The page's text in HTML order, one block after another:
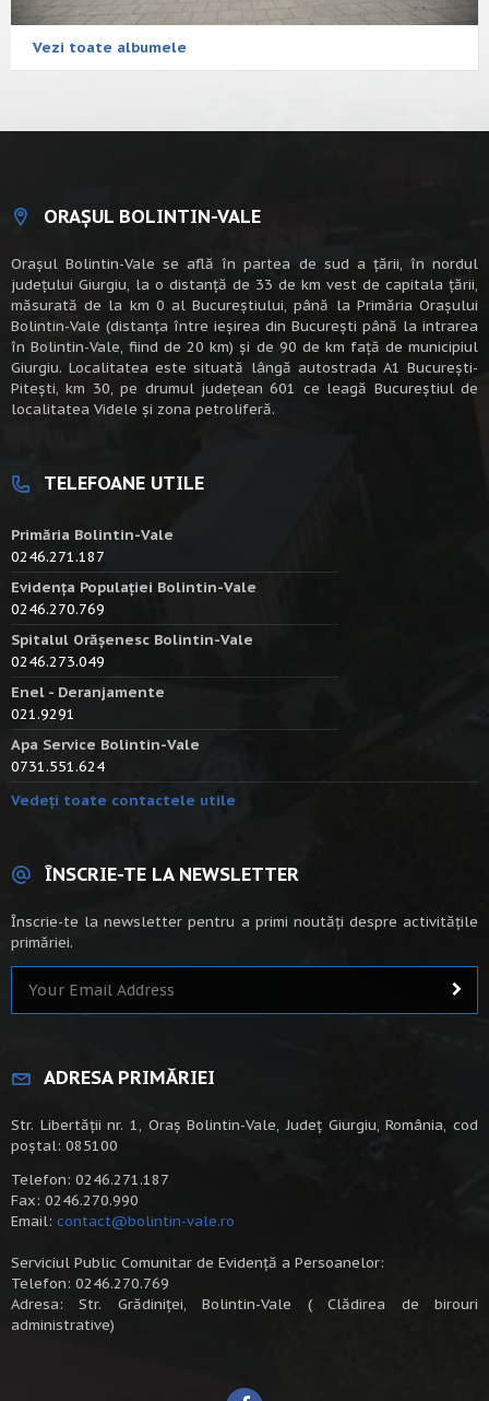
Vezi toate albumele
ORAȘUL BOLINTIN-VALE
Oraşul Bolintin-Vale se află în partea de sud a ţării, în nordul
judeţului Giurgiu, la o distanţă de 33 de km vest de capitala țării,
măsurată de la km 0 al Bucureștiului, până la Primăria Orașului
Bolintin-Vale (distanța între ieșirea din București până la intrarea
în Bolintin-Vale, fiind de 20 km) şi de 90 de km faţă de municipiul
Giurgiu. Localitatea este situată lângă autostrada A1 Bucureşti-
Piteşti, km 30, pe drumul judeţean 601 ce leagă Bucureştiul de
localitatea Videle şi zona petroliferă.
TELEFOANE UTILE
Primăria Bolintin-Vale
0246.271.187
Evidența Populației Bolintin-Vale
0246.270.769
Spitalul Orășenesc Bolintin-Vale
0246.273.049
Enel - Deranjamente
021.9291
Apa Service Bolintin-Vale
0731.551.624
Vedeți toate contactele utile
ÎNSCRIE-TE LA NEWSLETTER
Înscrie-te la newsletter pentru a primi noutăți despre activitățile
primăriei.
ADRESA PRIMĂRIEI
Str. Libertății nr. 1, Oraș Bolintin-Vale, Județ Giurgiu, România, cod
poștal: 085100
Telefon: 0246.271.187
Fax: 0246.270.990
Email: contact@bolintin-vale.ro
Serviciul Public Comunitar de Evidență a Persoanelor:
Telefon: 0246.270.769
Adresa: Str. Grădiniței, Bolintin-Vale ( Clădirea de birouri
administrative)